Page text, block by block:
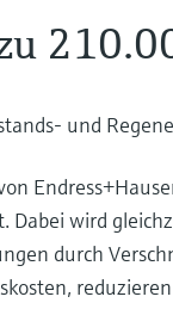
und
Dabei wird
durch